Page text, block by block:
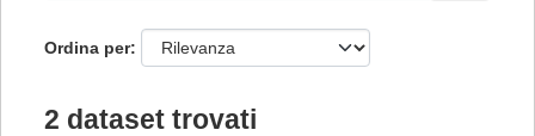
Ordina per
2 dataset trovati